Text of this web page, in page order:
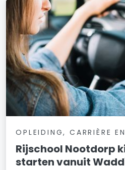
OPLEIDING, CARRIÈRE
Rijschool Nootdorp
starten vanuit